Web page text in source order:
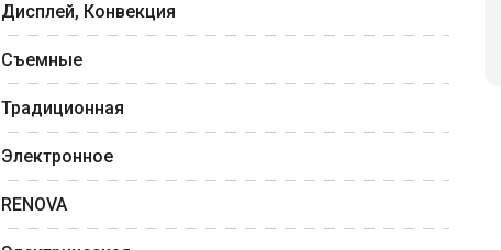
Дисплей, Конвекция
Съемные
Традиционная
Электронное
RENOVA